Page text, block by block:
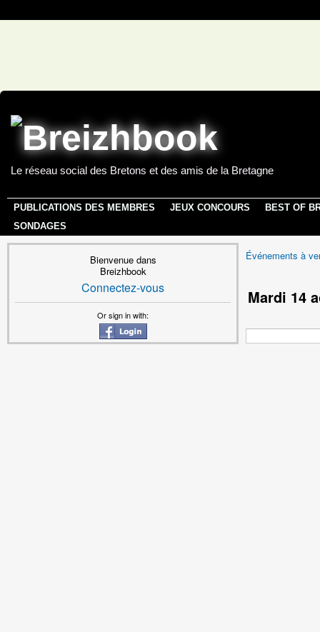
Le réseau social des Bretons et des amis de la Bretagne
PUBLICATIONS DES MEMBRES JEUX CONCOURS
BEST OF
SONDAGES
Bienvenue dans
Breizhbook
Connectez-vous
Or sign in with:
Événements à
Mardi 14